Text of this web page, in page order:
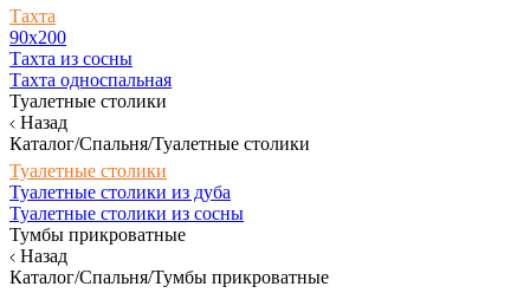
Тахта
90х200
Тахта из сосны
Тахта односпальная
Туалетные столики
Назад
Каталог/Спальня/Туалетные столики
Туалетные столики
Туалетные столики из дуба
Туалетные столики из сосны
Тумбы прикроватные
Назад
Каталог/Спальня/Тумбы прикроватные